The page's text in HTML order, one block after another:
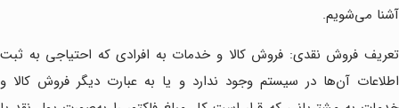
آشنا می‌شویم.
تعریف فروش نقدی: فروش کالا و خدمات به افرادی که احتیاجی به ثبت
اطلاعات آن‌ها در سیستم وجود ندارد و یا به عبارت دیگر فروش کالا و